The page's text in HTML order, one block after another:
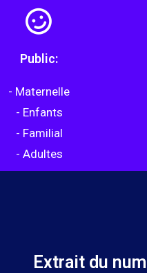
Public:
- Maternelle
- Enfants
- Familial
- Adultes
Extrait du